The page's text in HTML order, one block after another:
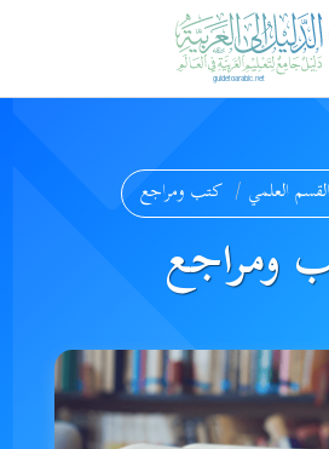
القسم العلمي كتب ومراجع
ومراجع